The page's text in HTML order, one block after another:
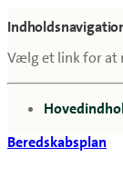
Vælg et link for at
gå til
Beredskabsplan